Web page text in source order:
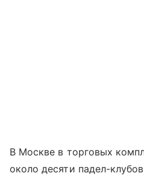
В Москве в торговых
около десяти падел-